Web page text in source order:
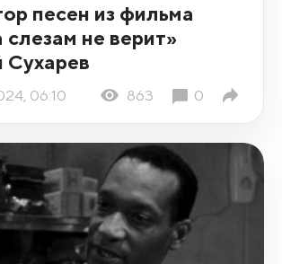
песен из фильма
не верит»
Сухарев
06:10 863 0